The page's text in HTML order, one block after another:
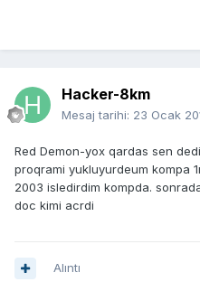
Hacker-8km
Mesaj tarihi: 23 Ocak
Red Demon-yox qardas sen
proqrami yukluyurdeum kompa
2003 isledirdim kompda.
doc kimi acrdi
Alıntı